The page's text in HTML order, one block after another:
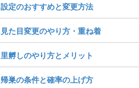
設定のおすすめと変更方法
見た目変更のやり方・重ね着
里孵しのやり方とメリット
帰巣の条件と確率の上げ方